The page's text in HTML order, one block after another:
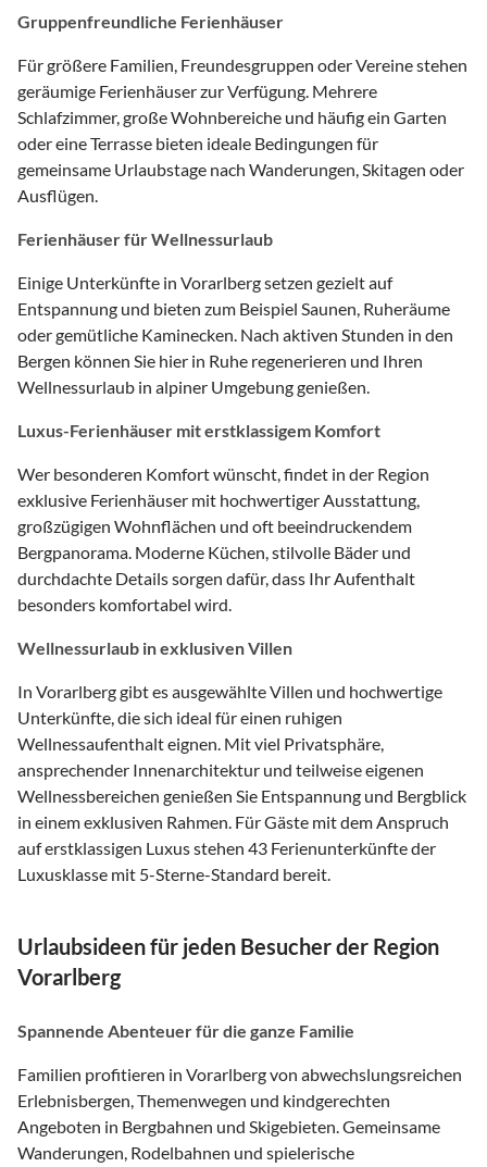
Gruppenfreundliche Ferienhäuser
Für größere Familien, Freundesgruppen oder Vereine stehen
geräumige Ferienhäuser zur Verfügung. Mehrere
Schlafzimmer, große Wohnbereiche und häufig ein Garten
oder eine Terrasse bieten ideale Bedingungen für
gemeinsame Urlaubstage nach Wanderungen, Skitagen oder
Ausflügen.
Ferienhäuser für Wellnessurlaub
Einige Unterkünfte in Vorarlberg setzen gezielt auf
Entspannung und bieten zum Beispiel Saunen, Ruheräume
oder gemütliche Kaminecken. Nach aktiven Stunden in den
Bergen können Sie hier in Ruhe regenerieren und Ihren
Wellnessurlaub in alpiner Umgebung genießen.
Luxus-Ferienhäuser mit erstklassigem Komfort
Wer besonderen Komfort wünscht, findet in der Region
exklusive Ferienhäuser mit hochwertiger Ausstattung,
großzügigen Wohnflächen und oft beeindruckendem
Bergpanorama. Moderne Küchen, stilvolle Bäder und
durchdachte Details sorgen dafür, dass Ihr Aufenthalt
besonders komfortabel wird.
Wellnessurlaub in exklusiven Villen
In Vorarlberg gibt es ausgewählte Villen und hochwertige
Unterkünfte, die sich ideal für einen ruhigen
Wellnessaufenthalt eignen. Mit viel Privatsphäre,
ansprechender Innenarchitektur und teilweise eigenen
Wellnessbereichen genießen Sie Entspannung und Bergblick
in einem exklusiven Rahmen. Für Gäste mit dem Anspruch
auf erstklassigen Luxus stehen 43 Ferienunterkünfte der
Luxusklasse mit 5-Sterne-Standard bereit.
Urlaubsideen für jeden Besucher der Region
Vorarlberg
Spannende Abenteuer für die ganze Familie
Familien profitieren in Vorarlberg von abwechslungsreichen
Erlebnisbergen, Themenwegen und kindgerechten
Angeboten in Bergbahnen und Skigebieten. Gemeinsame
Wanderungen, Rodelbahnen und spielerische